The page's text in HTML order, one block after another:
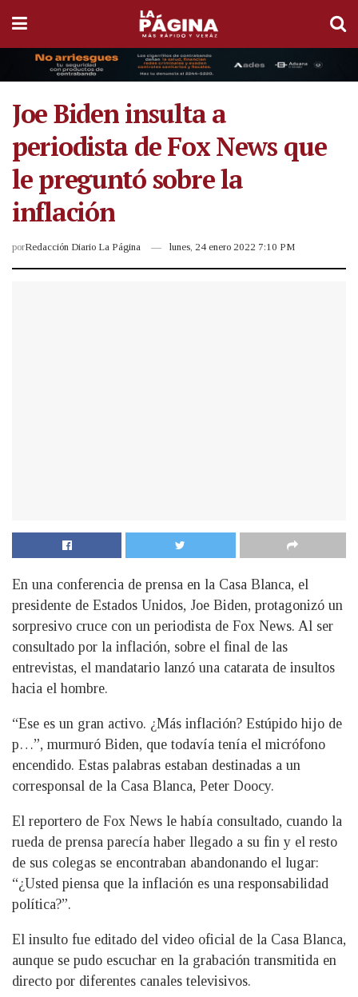
Joe Biden insulta a
periodista de Fox News que
le preguntó sobre la
inflación
porRedacción Diario La Página lunes, 24 enero 2022 7:10 PM
En una conferencia de prensa en la Casa Blanca, el
presidente de Estados Unidos, Joe Biden, protagonizó un
sorpresivo cruce con un periodista de Fox News. Al ser
consultado por la inflación, sobre el final de las
entrevistas, el mandatario lanzó una catarata de insultos
hacia el hombre.
“Ese es un gran activo. ¿Más inflación? Estúpido hijo de
p…”, murmuró Biden, que todavía tenía el micrófono
encendido. Estas palabras estaban destinadas a un
corresponsal de la Casa Blanca, Peter Doocy.
El reportero de Fox News le había consultado, cuando la
rueda de prensa parecía haber llegado a su fin y el resto
de sus colegas se encontraban abandonando el lugar:
“¿Usted piensa que la inflación es una responsabilidad
política?”.
El insulto fue editado del video oficial de la Casa Blanca,
aunque se pudo escuchar en la grabación transmitida en
directo por diferentes canales televisivos.